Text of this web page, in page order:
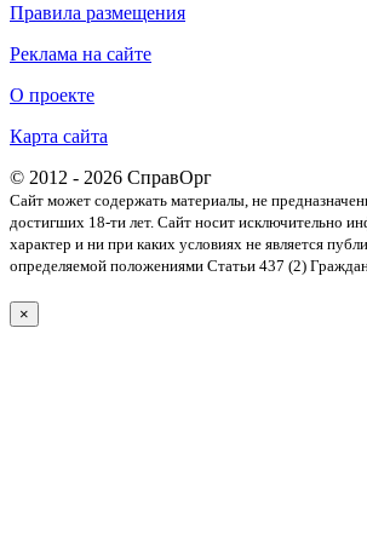
Правила размещения
Реклама на сайте
О проекте
Карта сайта
© 2012 - 2026 СправОрг
Сайт может содержать материалы, не
достигших 18-ти лет. Cайт носит исключительно
характер и ни при каких условиях не является
определяемой положениями Статьи 437 (2)
×